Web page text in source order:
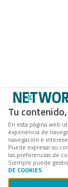
Tu
En esta página web
experiencia de
navegación e
Puede expresar su
las preferencias de
Siempre puede
DE COOKIES.